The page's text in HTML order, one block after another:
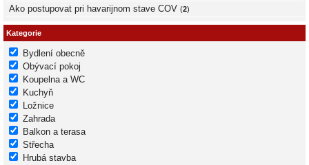
Ako postupovat pri havarijnom stave COV (2)
Kategorie
Bydlení obecně
Obývací pokoj
Koupelna a WC
Kuchyň
Ložnice
Zahrada
Balkon a terasa
Střecha
Hrubá stavba